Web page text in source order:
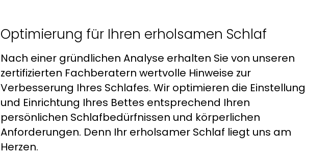
Optimierung für Ihren erholsamen Schlaf
Nach einer gründlichen Analyse erhalten Sie von unseren
zertifizierten Fachberatern wertvolle Hinweise zur
Verbesserung Ihres Schlafes. Wir optimieren die Einstellung
und Einrichtung Ihres Bettes entsprechend Ihren
persönlichen Schlafbedürfnissen und körperlichen
Anforderungen. Denn Ihr erholsamer Schlaf liegt uns am
Herzen.